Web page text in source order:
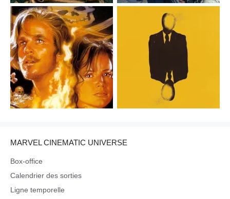
MARVEL CINEMATIC UNIVERSE
Box-office
Calendrier des sorties
Ligne temporelle